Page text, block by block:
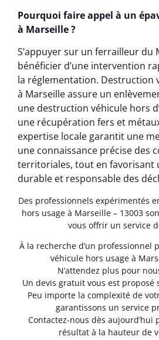
Pourquoi faire appel à un
à Marseille ?
S’appuyer sur un ferrailleur du
bénéficier d’une intervention
la réglementation. Destruction
à Marseille assure un
une destruction véhicule hors
une récupération fers et
expertise locale garantit une
une connaissance précise des
territoriales, tout en favorisant
durable et responsable des
Des professionnels expérimentés
hors usage à Marseille – 13003
vous offrir un service
À la recherche d’un professionnel
véhicule hors usage à
N’attendez plus pour
Un devis gratuit vous est proposé
Peu importe la complexité de
garantissons un service
Contactez-nous dès aujourd’hui
résultat à la hauteur de